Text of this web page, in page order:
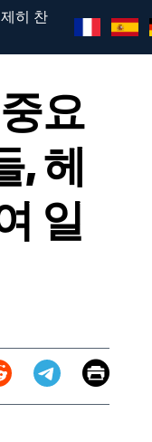
히 찬
요
, 헤
일
Telegram
EmailPrint